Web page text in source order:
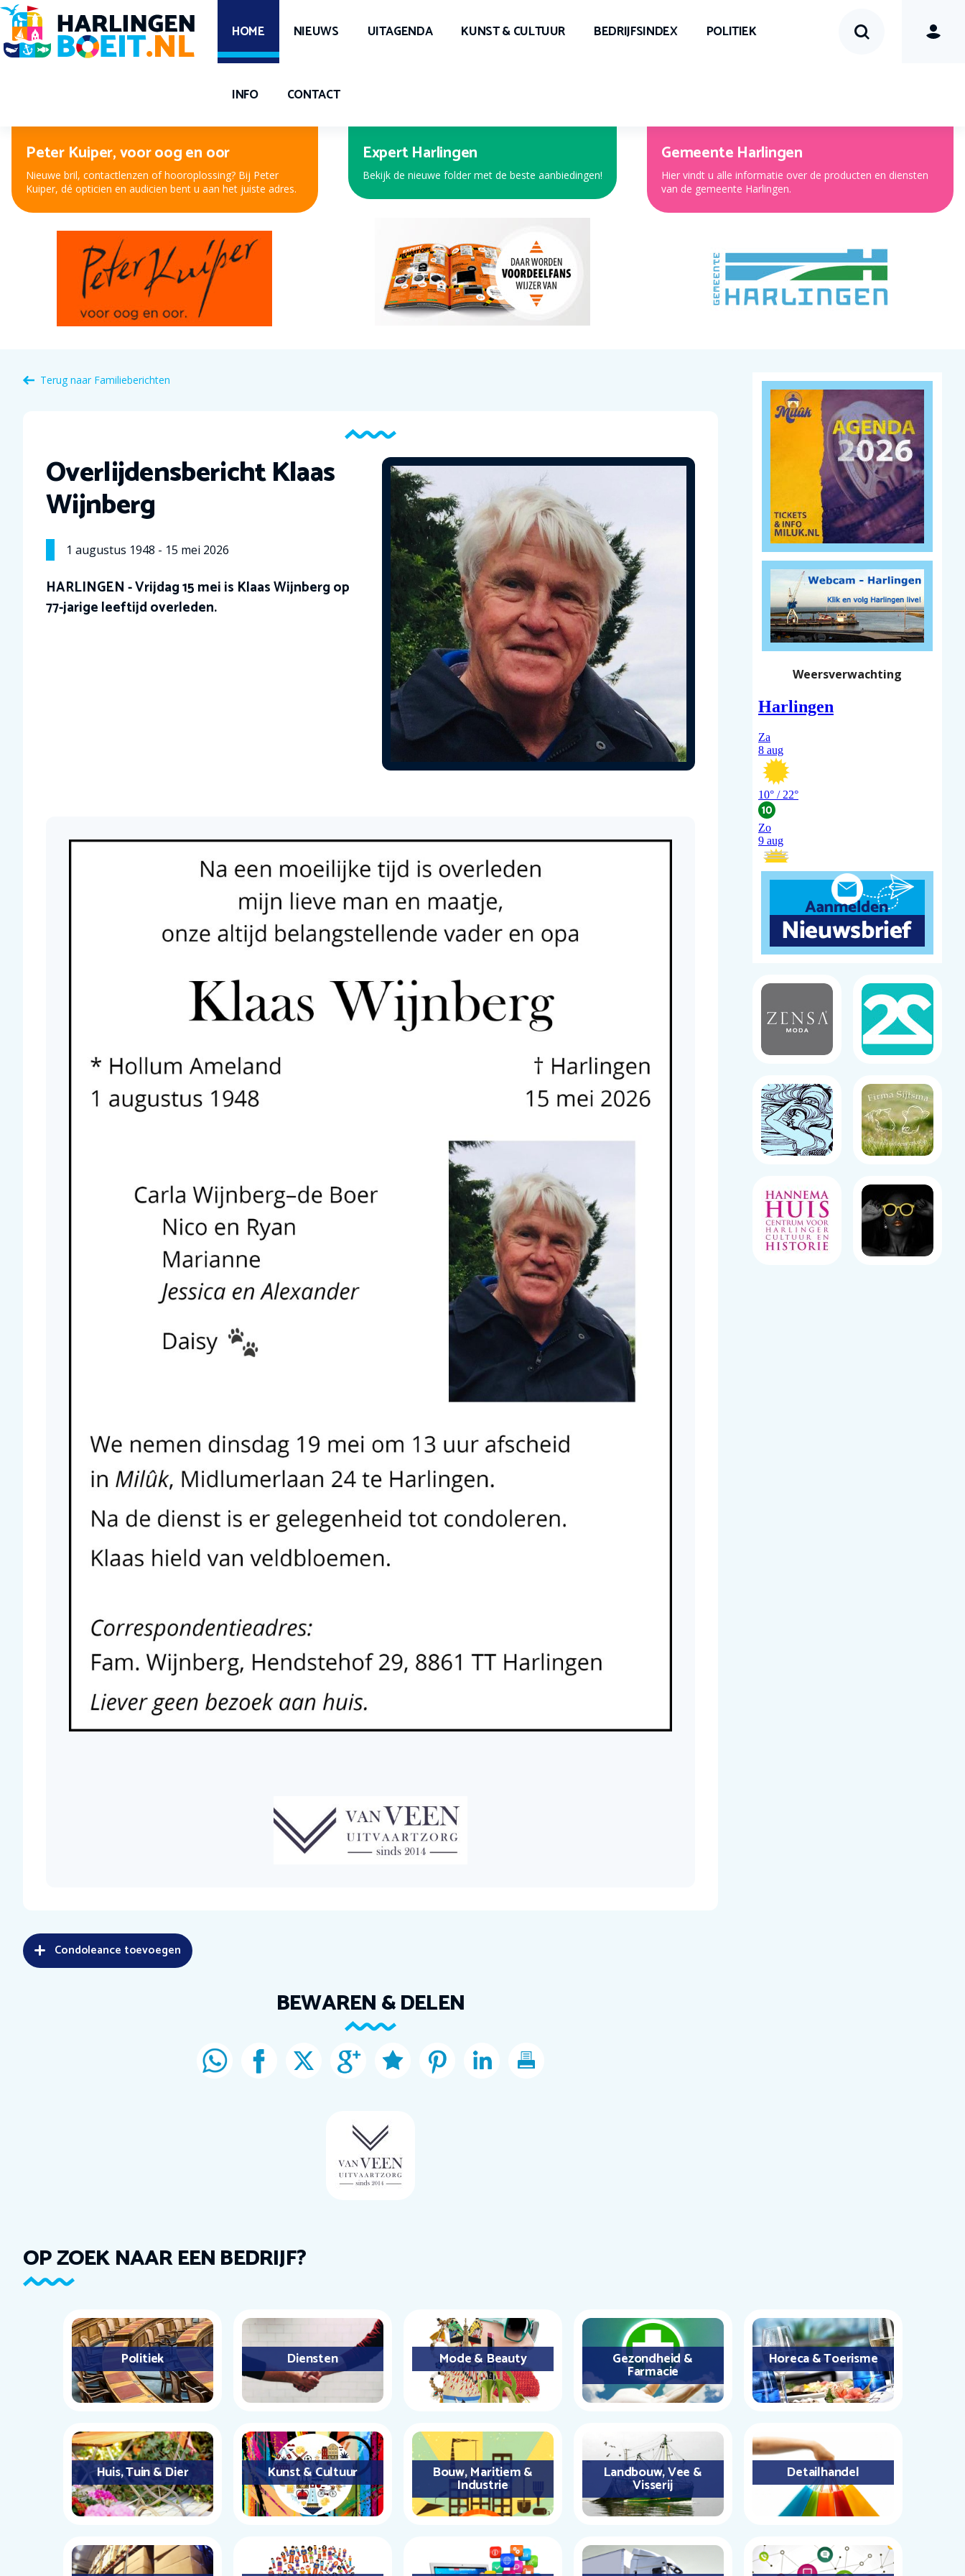
HOME NIEUWS UITAGENDA KUNST & CULTUUR BEDRIJFSINDEX POLITIEK
INFO CONTACT
Peter Kuiper, voor oog en oor
Nieuwe bril, contactlenzen of hooroplossing? Bij Peter
Kuiper, dé opticien en audicien bent u aan het juiste adres.
Expert Harlingen
Bekijk de nieuwe folder met de beste aanbiedingen!
Gemeente Harlingen
Hier vindt u alle informatie over de producten en diensten
van de gemeente Harlingen.
Terug naar Familieberichten
Overlijdensbericht Klaas
Wijnberg
1 augustus 1948 - 15 mei 2026
HARLINGEN - Vrijdag 15 mei is Klaas Wijnberg op
77-jarige leeftijd overleden.
Condoleance toevoegen
BEWAREN & DELEN
Weersverwachting
OP ZOEK NAAR EEN BEDRIJF?
Politiek Diensten Mode & Beauty Gezondheid &
Farmacie
Horeca & Toerisme
Huis, Tuin & Dier Kunst & Cultuur Bouw, Maritiem &
Industrie
Landbouw, Vee &
Visserij
Detailhandel